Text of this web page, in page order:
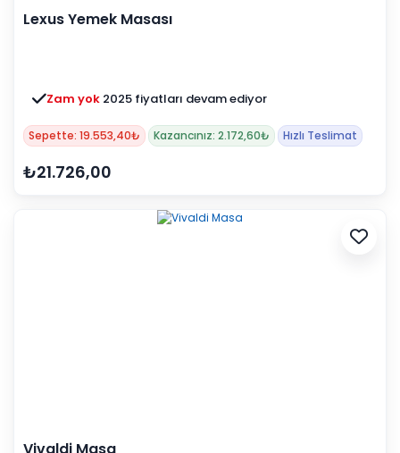
Lexus Yemek Masası
Zam yok 2025 fiyatları devam ediyor
Sepette: 19.553,40₺ Kazancınız: 2.172,60₺ Hızlı Teslimat
₺21.726,00